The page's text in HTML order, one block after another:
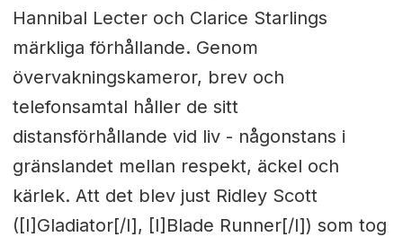
Hannibal Lecter och Clarice Starlings
märkliga förhållande. Genom
övervakningskameror, brev och
telefonsamtal håller de sitt
distansförhållande vid liv - någonstans i
gränslandet mellan respekt, äckel och
kärlek. Att det blev just Ridley Scott
([I]Gladiator[/I], [I]Blade Runner[/I]) som tog